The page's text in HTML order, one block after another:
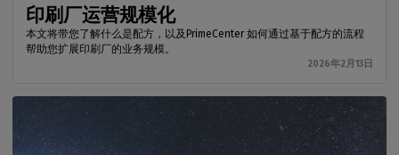
印刷厂运营规模化
本文将带您了解什么是配方，以及PrimeCenter 如何通过基于配方的流程
帮助您扩展印刷厂的业务规模。
2026年2月13日